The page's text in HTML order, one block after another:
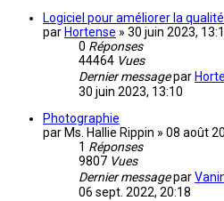
Logiciel pour améliorer la
par Hortense » 30 juin 2023,
0 Réponses
44464 Vues
Dernier messagepar
30 juin 2023, 13:10
Photographie
par Ms. Hallie Rippin » 08 août
1 Réponses
9807 Vues
Dernier messagepar
06 sept. 2022, 20:18